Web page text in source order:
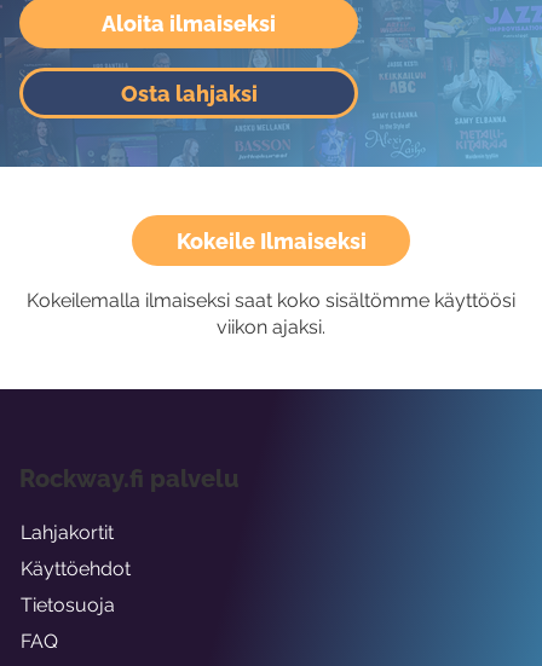
Aloita ilmaiseksi
Osta lahjaksi
Kokeile Ilmaiseksi
Kokeilemalla ilmaiseksi saat koko sisältömme käyttöösi
viikon ajaksi.
Rockway.fi palvelu
Lahjakortit
Käyttöehdot
Tietosuoja
FAQ